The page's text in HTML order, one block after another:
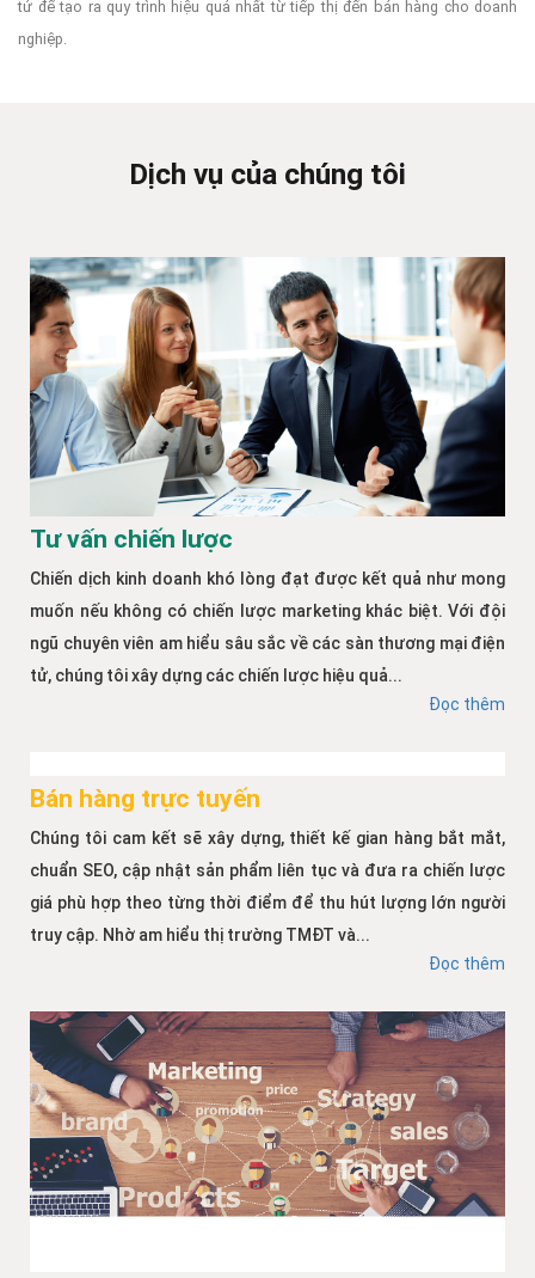
tử để tạo ra quy trình hiệu quả nhất từ tiếp thị đến bán hàng cho doanh
nghiệp.
Dịch vụ của chúng tôi
Tư vấn chiến lược
Chiến dịch kinh doanh khó lòng đạt được kết quả như mong
muốn nếu không có chiến lược marketing khác biệt. Với đội
ngũ chuyên viên am hiểu sâu sắc về các sàn thương mại điện
tử, chúng tôi xây dựng các chiến lược hiệu quả...
Đọc thêm
Bán hàng trực tuyến
Chúng tôi cam kết sẽ xây dựng, thiết kế gian hàng bắt mắt,
chuẩn SEO, cập nhật sản phẩm liên tục và đưa ra chiến lược
giá phù hợp theo từng thời điểm để thu hút lượng lớn người
truy cập. Nhờ am hiểu thị trường TMĐT và...
Đọc thêm